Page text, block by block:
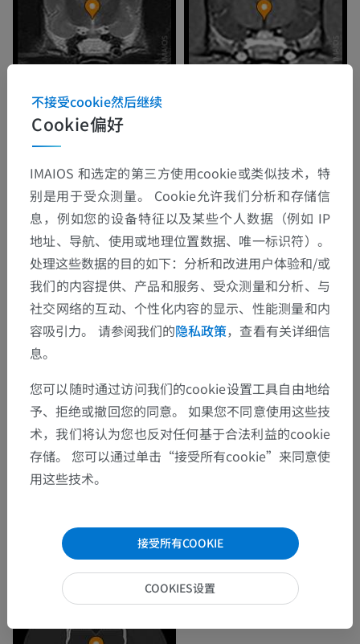
Cookie偏好
不接受cookie然后继续
IMAIOS 和选定的第三方使用cookie或类似技术，特
别是用于受众测量。 Cookie允许我们分析和存储信
息，例如您的设备特征以及某些个人数据（例如 IP
地址、导航、使用或地理位置数据、唯一标识符）。
处理这些数据的目的如下：分析和改进用户体验和/或
我们的内容提供、产品和服务、受众测量和分析、与
社交网络的互动、个性化内容的显示、性能测量和内
容吸引力。 请参阅我们的隐私政策，查看有关详细信
息。
您可以随时通过访问我们的cookie设置工具自由地给
予、拒绝或撤回您的同意。 如果您不同意使用这些技
术，我们将认为您也反对任何基于合法利益的cookie
存储。 您可以通过单击“接受所有cookie”来同意使
用这些技术。
接受所有COOKIE
COOKIES设置